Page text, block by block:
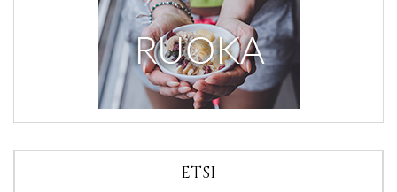
ETSI